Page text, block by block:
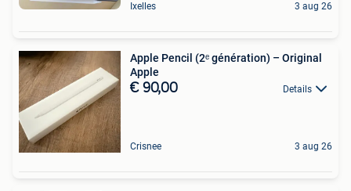
Ixelles 3 aug 26
Apple Pencil (2ᵉ génération) – Original
Apple
€ 90,00 Details
Crisnee 3 aug 26